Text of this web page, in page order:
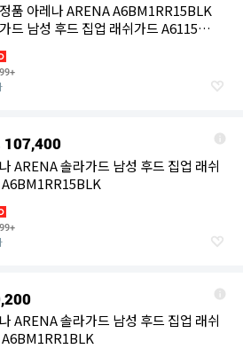
품 아레나 ARENA A6BM1RR15BLK
드 남성 후드 집업 래쉬가드 A6115
107,400
ARENA 솔라가드 남성 후드 집업 래쉬
ARENA 솔라가드 남성 후드 집업 래쉬